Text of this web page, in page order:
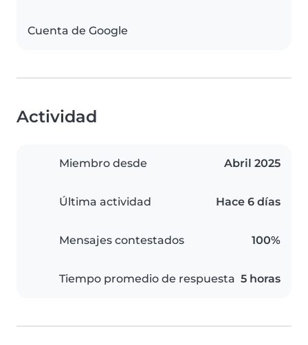
Cuenta de Google
Actividad
Miembro desde Abril 2025
Última actividad Hace 6 días
Mensajes contestados 100%
Tiempo promedio de respuesta 5 horas